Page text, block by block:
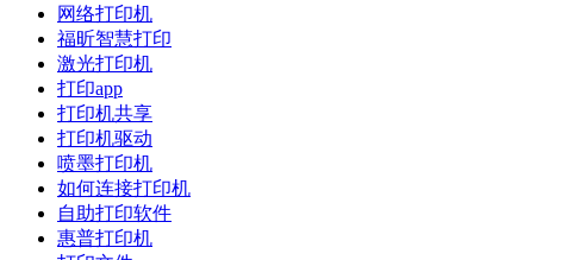
网络打印机
福昕智慧打印
激光打印机
打印app
打印机共享
打印机驱动
喷墨打印机
如何连接打印机
自助打印软件
惠普打印机